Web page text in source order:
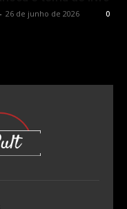
- 26 de junho de 2026 0